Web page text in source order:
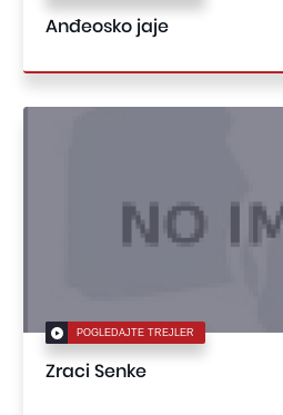
Anđeosko jaje
POGLEDAJTE TREJLER
Zraci Senke